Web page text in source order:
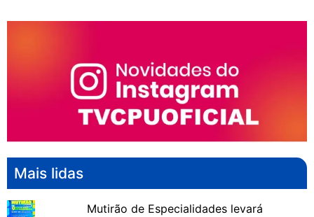
Mais lidas
Mutirão de Especialidades levará